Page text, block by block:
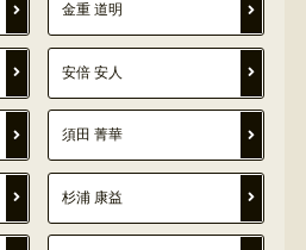
金重 道明
安倍 安人
須田 菁華
杉浦 康益